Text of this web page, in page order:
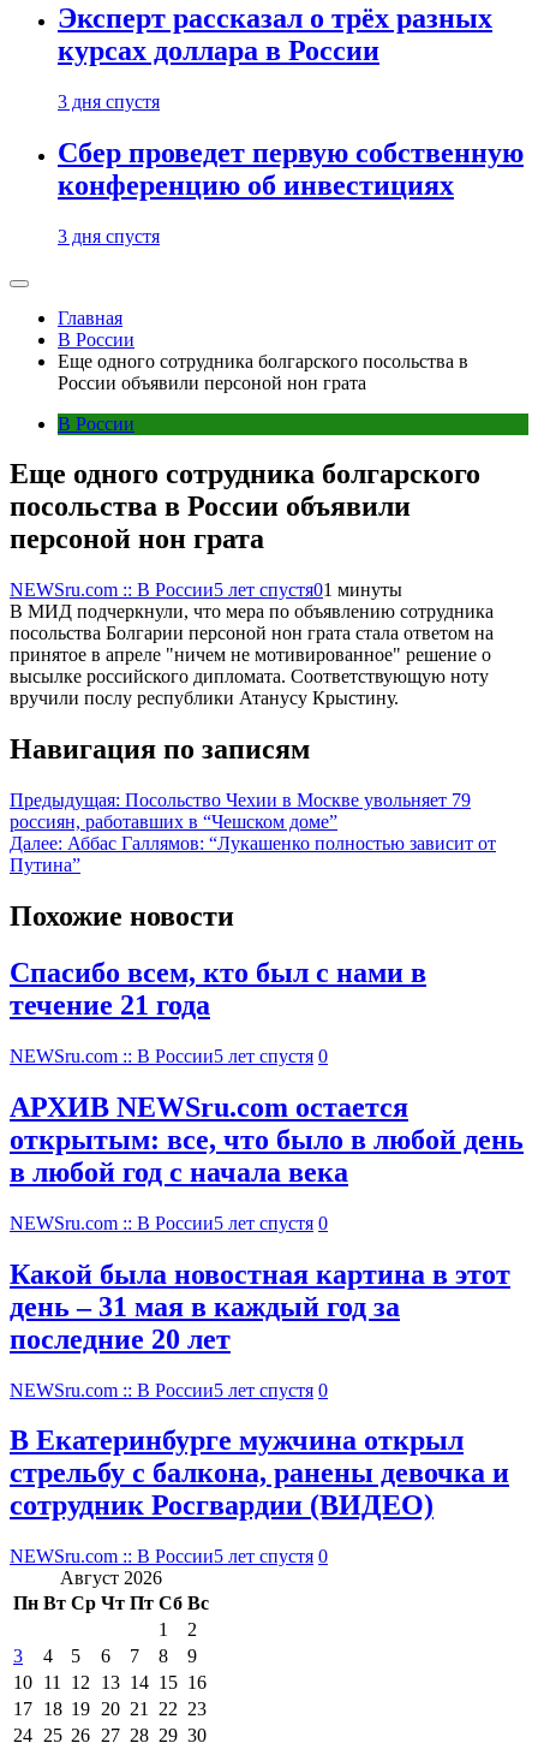
Эксперт рассказал о трёх разных
курсах доллара в России
3 дня спустя
Сбер проведет первую собственную
конференцию об инвестициях
3 дня спустя
Главная
В России
Еще одного сотрудника болгарского посольства в
России объявили персоной нон грата
В России
Еще одного сотрудника болгарского
посольства в России объявили
персоной нон грата
NEWSru.com :: В России5 лет спустя01 минуты
В МИД подчеркнули, что мера по объявлению сотрудника
посольства Болгарии персоной нон грата стала ответом на
принятое в апреле "ничем не мотивированное" решение о
высылке российского дипломата. Соответствующую ноту
вручили послу республики Атанусу Крыстину.
Навигация по записям
Предыдущая: Посольство Чехии в Москве увольняет 79
россиян, работавших в “Чешском доме”
Далее: Аббас Галлямов: “Лукашенко полностью зависит от
Путина”
Похожие новости
Спасибо всем, кто был с нами в
течение 21 года
NEWSru.com :: В России5 лет спустя 0
АРХИВ NEWSru.com остается
открытым: все, что было в любой день
в любой год с начала века
NEWSru.com :: В России5 лет спустя 0
Какой была новостная картина в этот
день – 31 мая в каждый год за
последние 20 лет
NEWSru.com :: В России5 лет спустя 0
В Екатеринбурге мужчина открыл
стрельбу с балкона, ранены девочка и
сотрудник Росгвардии (ВИДЕО)
NEWSru.com :: В России5 лет спустя 0
Август 2026
Пн Вт Ср Чт Пт Сб Вс
1
2
3
4 5 6 7 8
9
10 11 12 13 14 15 16
17 18 19 20 21 22 23
24 25 26 27 28 29 30